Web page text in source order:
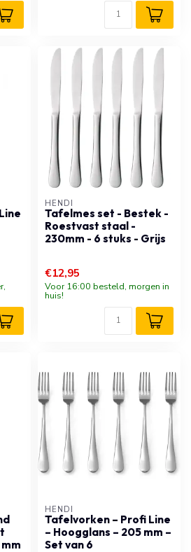
HENDI
Tafelmes set - Bestek -
Roestvast staal -
230mm - 6 stuks - Grijs
€12,95
Voor 16:00 besteld, morgen in
huis!
mm
HENDI
Tafelvorken – Profi Line
– Hoogglans – 205 mm –
Set van 6